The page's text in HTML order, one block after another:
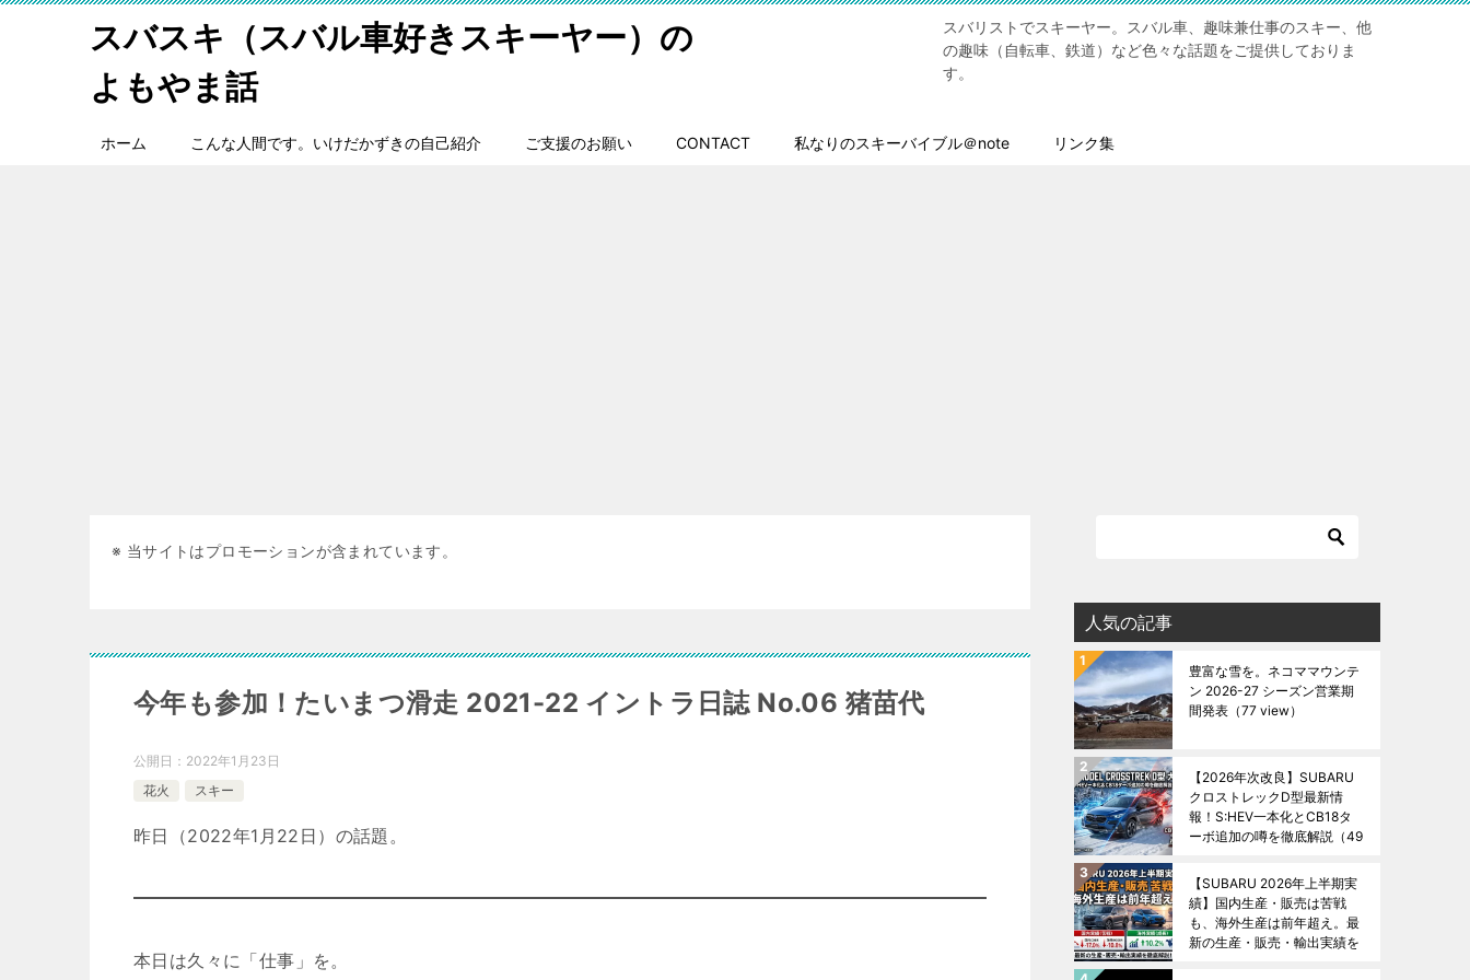
スバスキ（スバル車好きスキーヤー）の
よもやま話
スバリストでスキーヤー。スバル車、趣味兼仕事のスキー、他
の趣味（自転車、鉄道）など色々な話題をご提供しておりま
す。
ホーム こんな人間です。いけだかずきの自己紹介 ご支援のお願い CONTACT 私なりのスキーバイブル＠note リンク集
※ 当サイトはプロモーションが含まれています。
今年も参加！たいまつ滑走 2021-22 イントラ日誌 No.06 猪苗代
公開日： 2022年1月23日
花火
スキー
昨日（2022年1月22日）の話題。
本日は久々に「仕事」を。
人気の記事
豊富な雪を。ネコママウンテ
ン 2026-27 シーズン営業期
間発表 （77 view）
【2026年次改良】SUBARU
クロストレックD型最新情
報！S:HEV一本化とCB18タ
ーボ追加の噂を徹底解説 （49
【SUBARU 2026年上半期実
績】国内生産・販売は苦戦
も、海外生産は前年超え。最
新の生産・販売・輸出実績を